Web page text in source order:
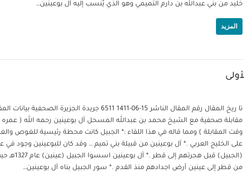
خليد من بني عبدالله بن دارم التميمي وهو الذي يُنسب إليه آل بوعينين…
المزيد
تا ريخ المقال رقم المقال الناشر 15-06-1411 6511 جريدة الجزيرة الصحفية
وقت المقابلة ) ومما قاله في هذا اللقاء :* الجبيل كانت محطة رئيسية للغوص
على الخليج العربي .* آل بوعينين من قبيلة بني تميم … وقد كان للبوعينين وجود في
(الجبيل) قبل هجرتهم إلى قطر
من قطر إلى عينين أرض اجدادهم منذ القدم .* سور الجبيل بناه آل بوعينين…